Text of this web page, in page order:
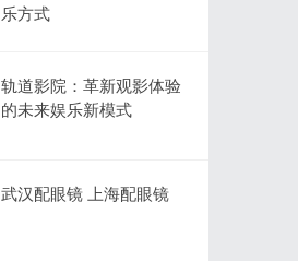
乐方式
轨道影院：革新观影体验
的未来娱乐新模式
武汉配眼镜 上海配眼镜